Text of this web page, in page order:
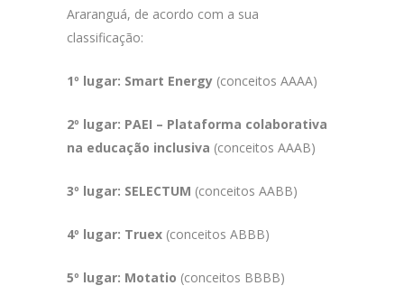
Araranguá, de acordo com a sua
classificação:
1º lugar: Smart Energy (conceitos AAAA)
2º lugar: PAEI – Plataforma colaborativa
na educação inclusiva (conceitos AAAB)
3º lugar: SELECTUM (conceitos AABB)
4º lugar: Truex (conceitos ABBB)
5º lugar: Motatio (conceitos BBBB)